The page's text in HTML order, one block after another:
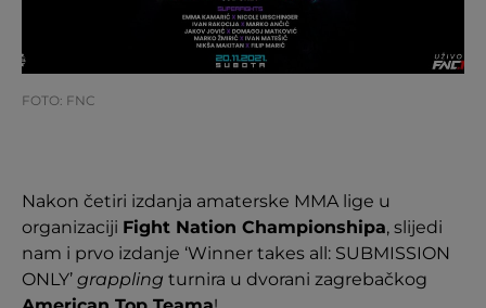
FOTO: FNC
Nakon četiri izdanja amaterske MMA lige u
organizaciji Fight Nation Championshipa, slijedi
nam i prvo izdanje ‘Winner takes all: SUBMISSION
ONLY’ grappling turnira u dvorani zagrebačkog